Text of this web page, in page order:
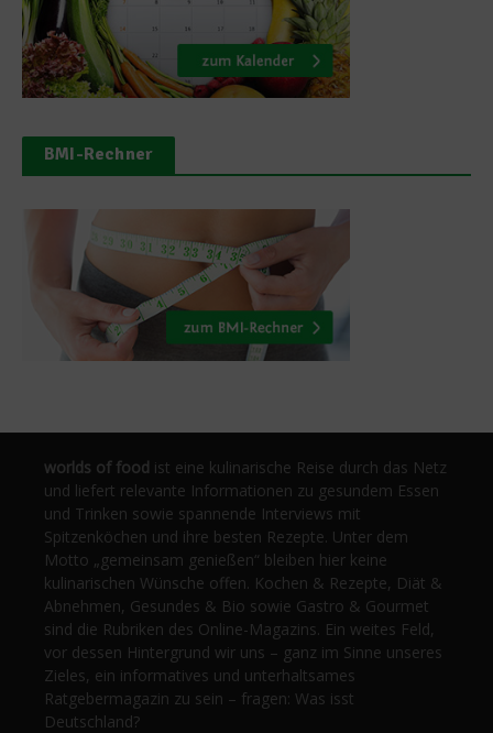
BMI-Rechner
worlds of food ist eine kulinarische Reise durch das Netz
und liefert relevante Informationen zu gesundem Essen
und Trinken sowie spannende Interviews mit
Spitzenköchen und ihre besten Rezepte. Unter dem
Motto „gemeinsam genießen“ bleiben hier keine
kulinarischen Wünsche offen. Kochen & Rezepte, Diät &
Abnehmen, Gesundes & Bio sowie Gastro & Gourmet
sind die Rubriken des Online-Magazins. Ein weites Feld,
vor dessen Hintergrund wir uns – ganz im Sinne unseres
Zieles, ein informatives und unterhaltsames
Ratgebermagazin zu sein – fragen: Was isst
Deutschland?